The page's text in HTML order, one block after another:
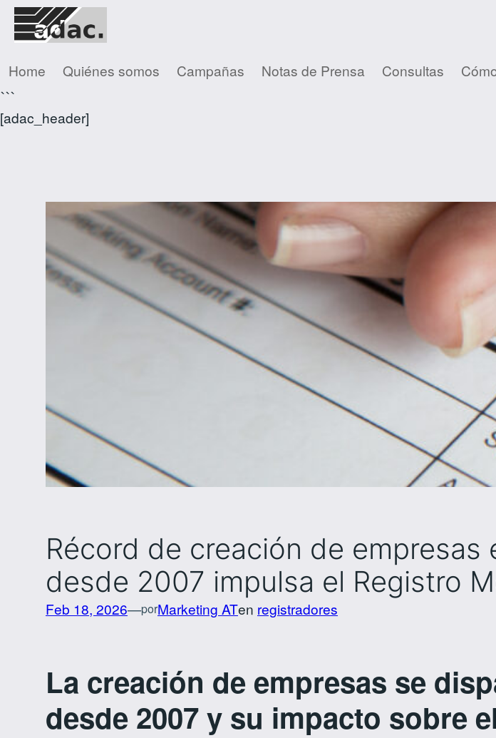
Home Quiénes somos Campañas Notas de Prensa Consultas
```
[adac_header]
Récord de creación de
desde 2007 impulsa el Registro
Feb 18, 2026—porMarketing ATen registradores
La creación de empresas se
desde 2007 y su impacto sobre